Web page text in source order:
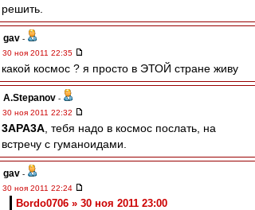
решить.
gav -
30 ноя 2011 22:35
какой космос ? я просто в ЭТОЙ стране живу
A.Stepanov -
30 ноя 2011 22:32
3APA3A , тебя надо в космос послать, на
встречу с гуманоидами.
gav -
30 ноя 2011 22:24
Bordo0706 » 30 ноя 2011 23:00